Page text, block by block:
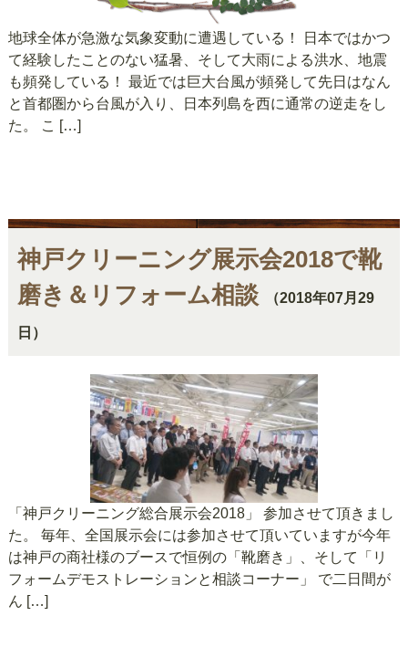
地球全体が急激な気象変動に遭遇している！ 日本ではかつ
て経験したことのない猛暑、そして大雨による洪水、地震
も頻発している！ 最近では巨大台風が頻発して先日はなん
と首都圏から台風が入り、日本列島を西に通常の逆走をし
た。 こ […]
神戸クリーニング展示会2018で靴
磨き＆リフォーム相談
（2018年07月29
日）
「神戸クリーニング総合展示会2018」 参加させて頂きまし
た。 毎年、全国展示会には参加させて頂いていますが今年
は神戸の商社様のブースで恒例の「靴磨き」、そして「リ
フォームデモストレーションと相談コーナー」 で二日間が
ん […]